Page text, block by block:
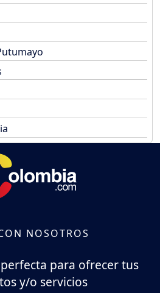
NOSOTROS
para ofrecer tus
y/o servicios